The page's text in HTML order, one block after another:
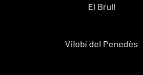
El Brull
Vilobí del Penedès